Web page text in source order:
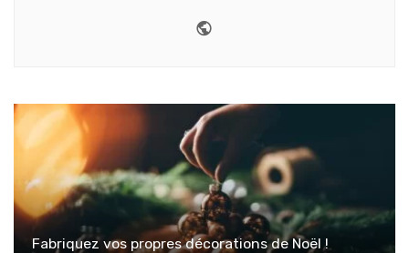
Fabriquez vos propres décorations de Noël !